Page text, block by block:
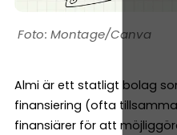
Montage/Canva
Almi är ett statligt bolag
finansiering (ofta
finansiärer för att